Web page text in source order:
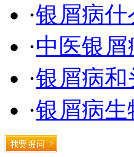
·银屑病什
·中医银屑
·银屑病
·银屑病